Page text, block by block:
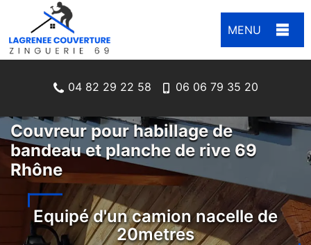
MENU
04 82 29 22 58 06 06 79 35 20
Couvreur pour habillage de
bandeau et planche de rive 69
Rhône
Equipé d'un camion nacelle de
20metres